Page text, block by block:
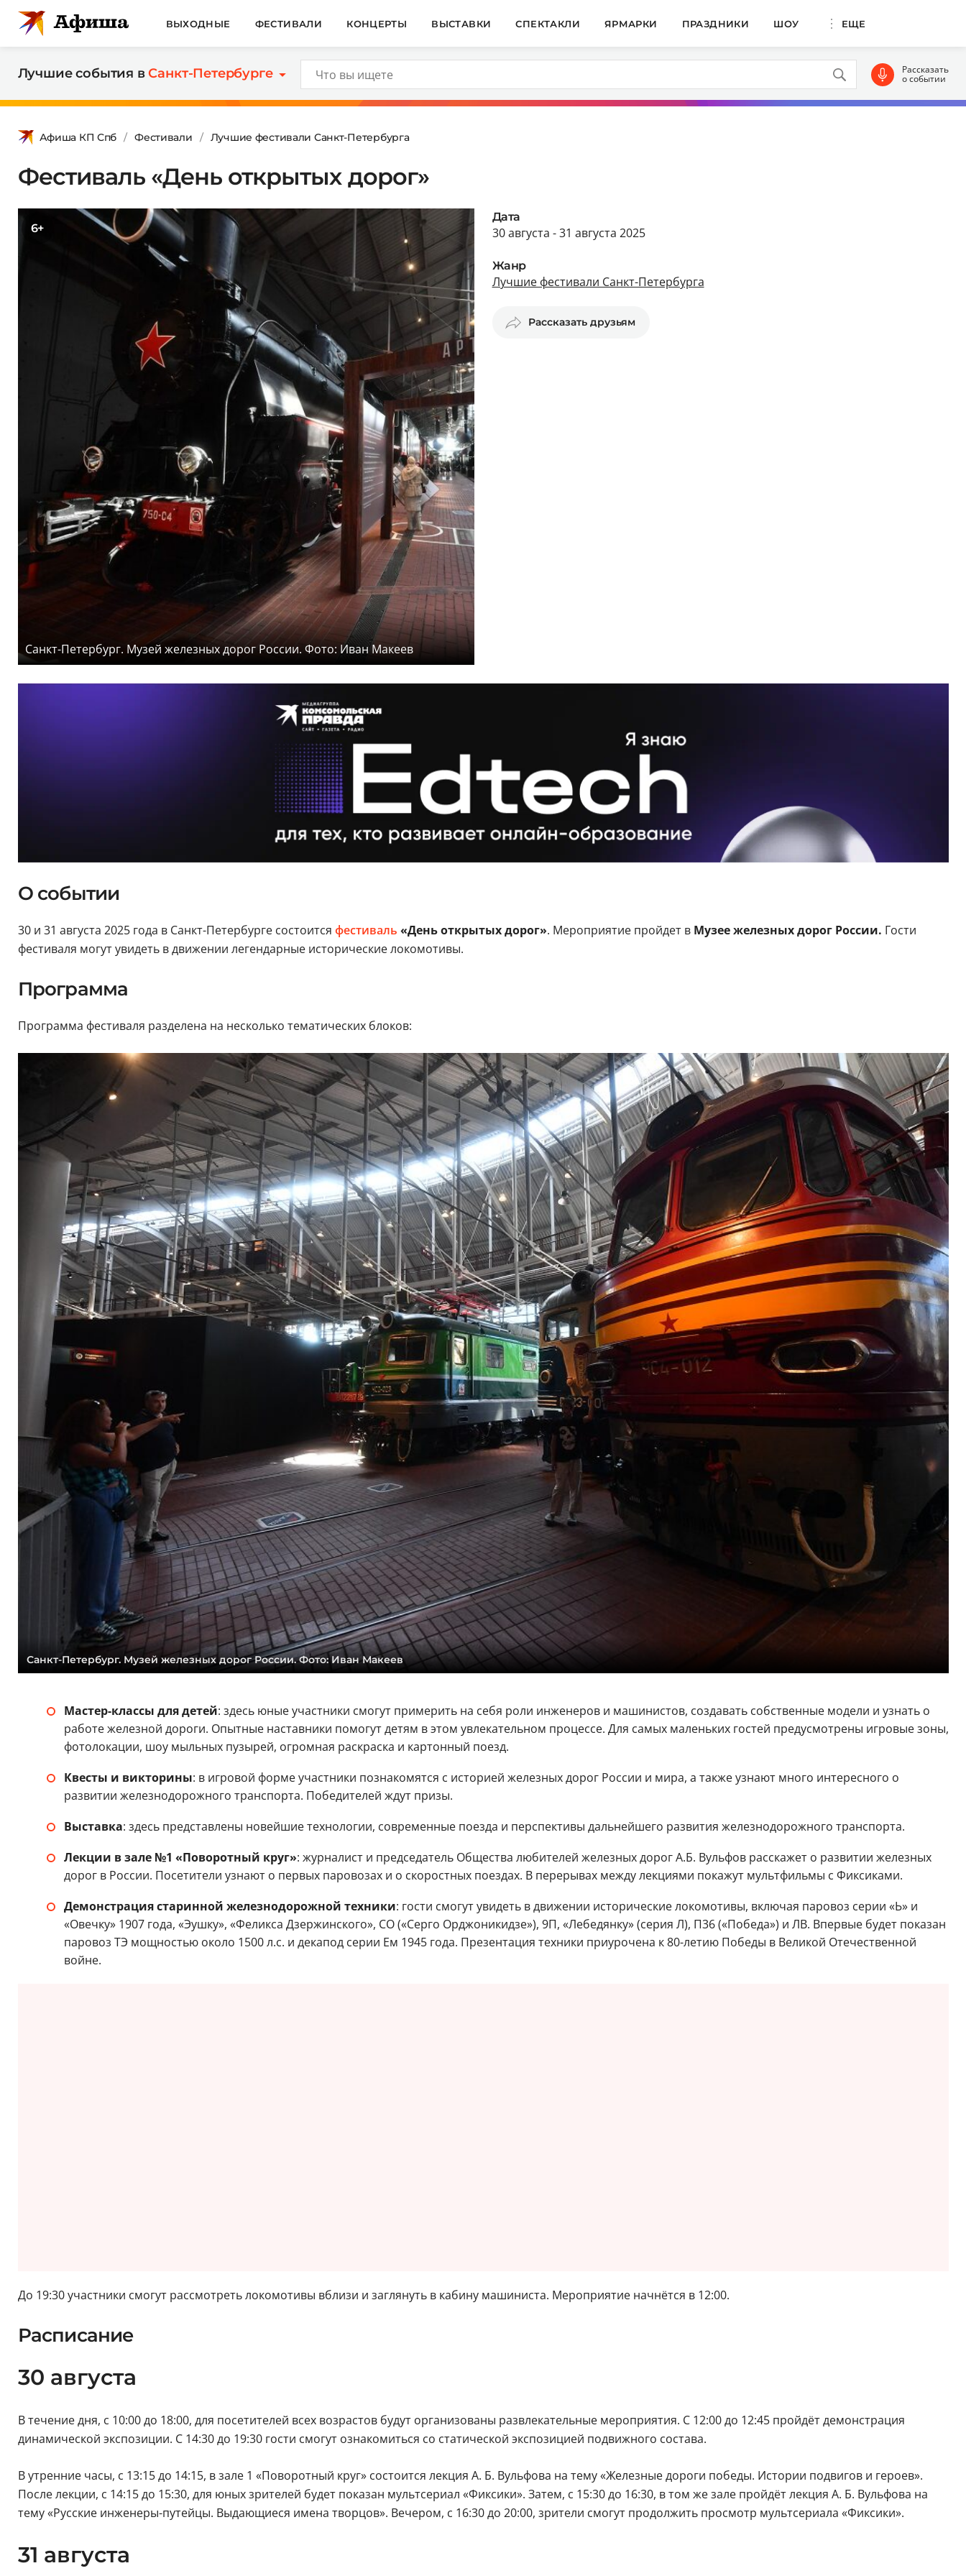
ВЫХОДНЫЕ ФЕСТИВАЛИ КОНЦЕРТЫ ВЫСТАВКИ СПЕКТАКЛИ ЯРМАРКИ ПРАЗДНИКИ ШОУ ЕЩЕ
Лучшие события вСанкт-Петербурге Рассказать
о событии
Афиша КП Спб Фестивали Лучшие фестивали Санкт-Петербурга
Фестиваль «День открытых дорог»
6+
Санкт-Петербург. Музей железных дорог России. Фото: Иван Макеев
Дата
30 августа - 31 августа 2025
Жанр
Лучшие фестивали Санкт-Петербурга
Рассказать друзьям
О событии
30 и 31 августа 2025 года в Санкт-Петербурге состоится фестиваль «День открытых дорог». Мероприятие пройдет в Музее железных дорог России. Гости
фестиваля могут увидеть в движении легендарные исторические локомотивы.
Программа
Программа фестиваля разделена на несколько тематических блоков:
Санкт-Петербург. Музей железных дорог России. Фото: Иван Макеев
Мастер-классы для детей: здесь юные участники смогут примерить на себя роли инженеров и машинистов, создавать собственные модели и узнать о
работе железной дороги. Опытные наставники помогут детям в этом увлекательном процессе. Для самых маленьких гостей предусмотрены игровые зоны,
фотолокации, шоу мыльных пузырей, огромная раскраска и картонный поезд.
Квесты и викторины: в игровой форме участники познакомятся с историей железных дорог России и мира, а также узнают много интересного о
развитии железнодорожного транспорта. Победителей ждут призы.
Выставка: здесь представлены новейшие технологии, современные поезда и перспективы дальнейшего развития железнодорожного транспорта.
Лекции в зале №1 «Поворотный круг»: журналист и председатель Общества любителей железных дорог А.Б. Вульфов расскажет о развитии железных
дорог в России. Посетители узнают о первых паровозах и о скоростных поездах. В перерывах между лекциями покажут мультфильмы с Фиксиками.
Демонстрация старинной железнодорожной техники: гости смогут увидеть в движении исторические локомотивы, включая паровоз серии «Ь» и
«Овечку» 1907 года, «Эушку», «Феликса Дзержинского», СО («Серго Орджоникидзе»), 9П, «Лебедянку» (серия Л), П36 («Победа») и ЛВ. Впервые будет показан
паровоз ТЭ мощностью около 1500 л.с. и декапод серии Ем 1945 года. Презентация техники приурочена к 80-летию Победы в Великой Отечественной
войне.
До 19:30 участники смогут рассмотреть локомотивы вблизи и заглянуть в кабину машиниста. Мероприятие начнётся в 12:00.
Расписание
30 августа
В течение дня, с 10:00 до 18:00, для посетителей всех возрастов будут организованы развлекательные мероприятия. С 12:00 до 12:45 пройдёт демонстрация
динамической экспозиции. С 14:30 до 19:30 гости смогут ознакомиться со статической экспозицией подвижного состава.
В утренние часы, с 13:15 до 14:15, в зале 1 «Поворотный круг» состоится лекция А. Б. Вульфова на тему «Железные дороги победы. Истории подвигов и героев».
После лекции, с 14:15 до 15:30, для юных зрителей будет показан мультсериал «Фиксики». Затем, с 15:30 до 16:30, в том же зале пройдёт лекция А. Б. Вульфова на
тему «Русские инженеры-путейцы. Выдающиеся имена творцов». Вечером, с 16:30 до 20:00, зрители смогут продолжить просмотр мультсериала «Фиксики».
31 августа